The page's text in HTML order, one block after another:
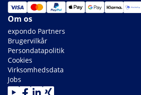
Om os
expondo Partners
Brugervilkår
Persondatapolitik
Cookies
Virksomhedsdata
Jobs